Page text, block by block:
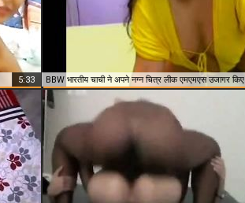
5:33 BBW भारतीय चाची ने अपने नग्न चित्र लीक एमएमएस उजागर किए